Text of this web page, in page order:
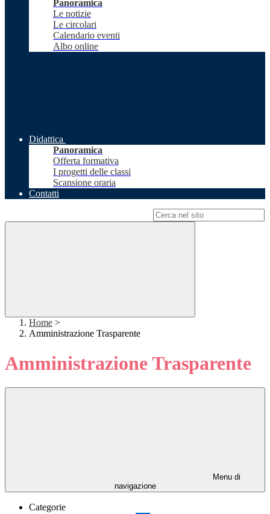
Panoramica
Le notizie
Le circolari
Calendario eventi
Albo online
Didattica
Panoramica
Offerta formativa
I progetti delle classi
Scansione oraria
Contatti
Home >
Amministrazione Trasparente
Amministrazione Trasparente
Menu di
navigazione
Categorie